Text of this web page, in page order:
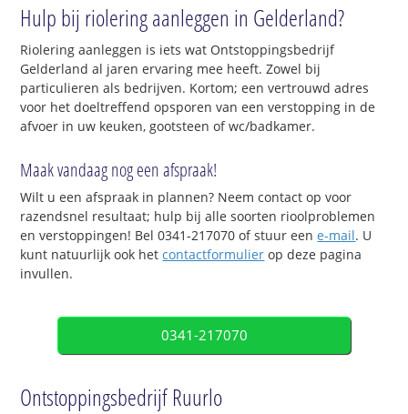
Hulp bij riolering aanleggen in Gelderland?
Riolering aanleggen is iets wat Ontstoppingsbedrijf
Gelderland al jaren ervaring mee heeft. Zowel bij
particulieren als bedrijven. Kortom; een vertrouwd adres
voor het doeltreffend opsporen van een verstopping in de
afvoer in uw keuken, gootsteen of wc/badkamer.
Maak vandaag nog een afspraak!
Wilt u een afspraak in plannen? Neem contact op voor
razendsnel resultaat; hulp bij alle soorten rioolproblemen
en verstoppingen! Bel 0341-217070 of stuur eene-mail. U
kunt natuurlijk ook hetcontactformulier op deze pagina
invullen.
0341-217070
Ontstoppingsbedrijf Ruurlo